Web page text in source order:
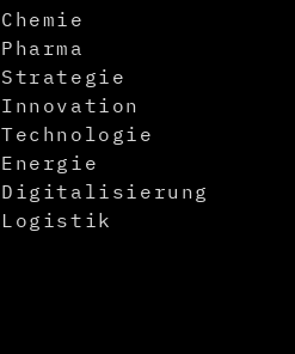
Chemie
Pharma
Strategie
Innovation
Technologie
Energie
Digitalisierung
Logistik